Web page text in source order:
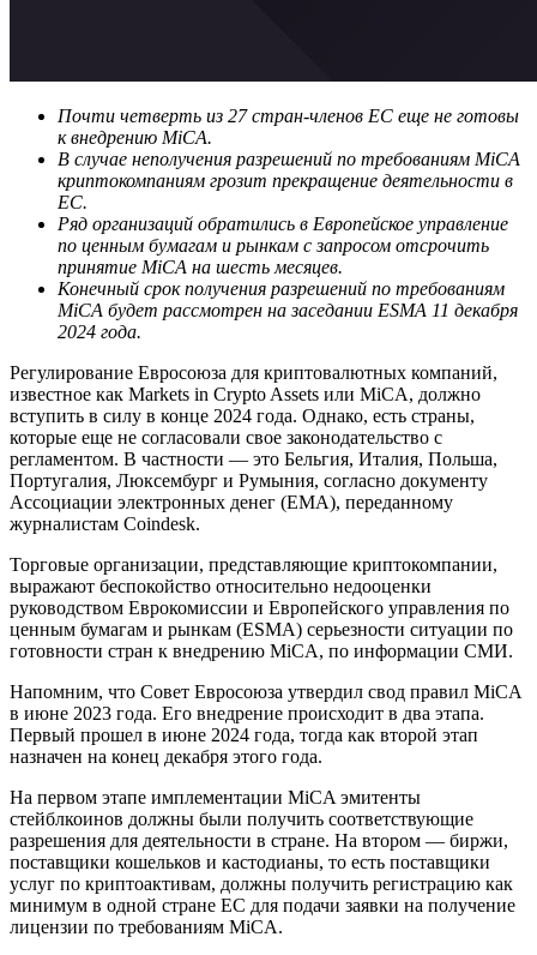
Почти четверть из 27 стран-членов ЕС еще не готовы
к внедрению MiCA.
В случае неполучения разрешений по требованиям MiCA
криптокомпаниям грозит прекращение деятельности в
ЕС.
Ряд организаций обратились в Европейское управление
по ценным бумагам и рынкам с запросом отсрочить
принятие MiCA на шесть месяцев.
Конечный срок получения разрешений по требованиям
MiCA будет рассмотрен на заседании ESMA 11 декабря
2024 года.
Регулирование Евросоюза для криптовалютных компаний,
известное как Markets in Crypto Assets или MiCA, должно
вступить в силу в конце 2024 года. Однако, есть страны,
которые еще не согласовали свое законодательство с
регламентом. В частности — это Бельгия, Италия, Польша,
Португалия, Люксембург и Румыния, согласно документу
Ассоциации электронных денег (ЕМА), переданному
журналистам Coindesk.
Торговые организации, представляющие криптокомпании,
выражают беспокойство относительно недооценки
руководством Еврокомиссии и Европейского управления по
ценным бумагам и рынкам (ESMA) серьезности ситуации по
готовности стран к внедрению MiCA, по информации СМИ.
Напомним, что Совет Евросоюза утвердил свод правил MiCA
в июне 2023 года. Его внедрение происходит в два этапа.
Первый прошел в июне 2024 года, тогда как второй этап
назначен на конец декабря этого года.
На первом этапе имплементации MiCA эмитенты
стейблкоинов должны были получить соответствующие
разрешения для деятельности в стране. На втором — биржи,
поставщики кошельков и кастодианы, то есть поставщики
услуг по криптоактивам, должны получить регистрацию как
минимум в одной стране ЕС для подачи заявки на получение
лицензии по требованиям MiCA.